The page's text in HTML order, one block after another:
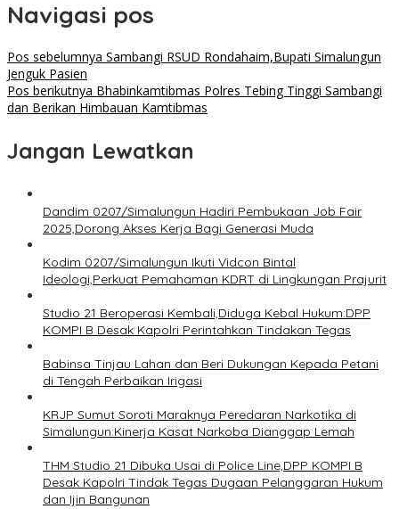
Navigasi pos
Pos sebelumnya Sambangi RSUD Rondahaim,Bupati Simalungun
Jenguk Pasien
Pos berikutnya Bhabinkamtibmas Polres Tebing Tinggi Sambangi
dan Berikan Himbauan Kamtibmas
Jangan Lewatkan
Dandim 0207/Simalungun Hadiri Pembukaan Job Fair
2025,Dorong Akses Kerja Bagi Generasi Muda
Kodim 0207/Simalungun Ikuti Vidcon Bintal
Ideologi,Perkuat Pemahaman KDRT di Lingkungan Prajurit
Studio 21 Beroperasi Kembali,Diduga Kebal Hukum:DPP
KOMPI B Desak Kapolri Perintahkan Tindakan Tegas
Babinsa Tinjau Lahan dan Beri Dukungan Kepada Petani
di Tengah Perbaikan Irigasi
KRJP Sumut Soroti Maraknya Peredaran Narkotika di
Simalungun:Kinerja Kasat Narkoba Dianggap Lemah
THM Studio 21 Dibuka Usai di Police Line,DPP KOMPI B
Desak Kapolri Tindak Tegas Dugaan Pelanggaran Hukum
dan Ijin Bangunan